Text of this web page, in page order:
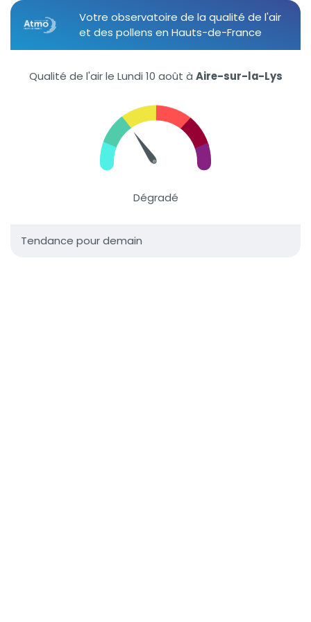
Votre observatoire de la qualité de l'air
et des pollens en Hauts-de-France
Qualité de l'air le Lundi 10 août à Aire-sur-la-Lys
Dégradé
Tendance pour demain